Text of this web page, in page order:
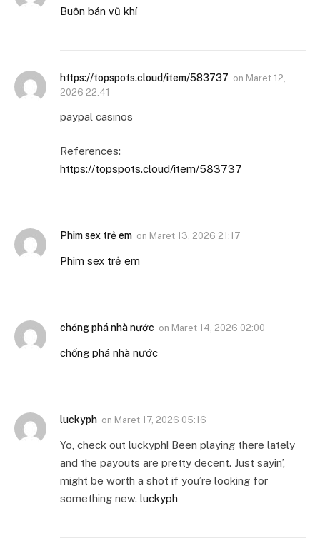
Buôn bán vũ khí
https://topspots.cloud/item/583737 on Maret 12,
2026 22:41
paypal casinos
References:
https://topspots.cloud/item/583737
Phim sex trẻ em on Maret 13, 2026 21:17
Phim sex trẻ em
chống phá nhà nước on Maret 14, 2026 02:00
chống phá nhà nước
luckyph on Maret 17, 2026 05:16
Yo, check out luckyph! Been playing there lately
and the payouts are pretty decent. Just sayin’,
might be worth a shot if you’re looking for
something new. luckyph